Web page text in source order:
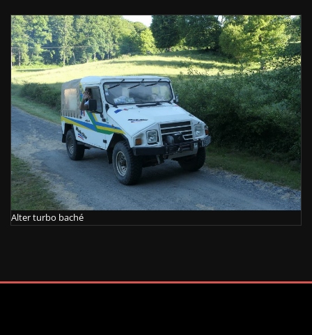
Alter turbo baché